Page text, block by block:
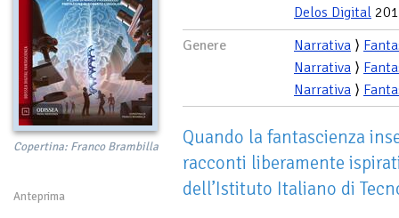
Copertina: Franco Brambilla
Anteprima
Delos Digital
Genere
Narrativa ⟩
Narrativa ⟩
Narrativa ⟩
Quando la fantascienza
racconti liberamente
dell’Istituto Italiano di